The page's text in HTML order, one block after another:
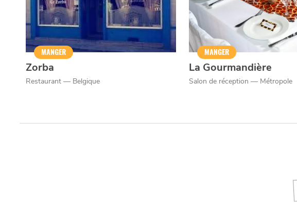
MANGER
Zorba
Restaurant — Belgique
MANGER
La Gourmandière
Salon de réception — Métropole